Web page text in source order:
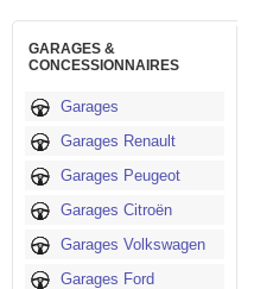
GARAGES &
CONCESSIONNAIRES
Garages
Garages Renault
Garages Peugeot
Garages Citroën
Garages Volkswagen
Garages Ford